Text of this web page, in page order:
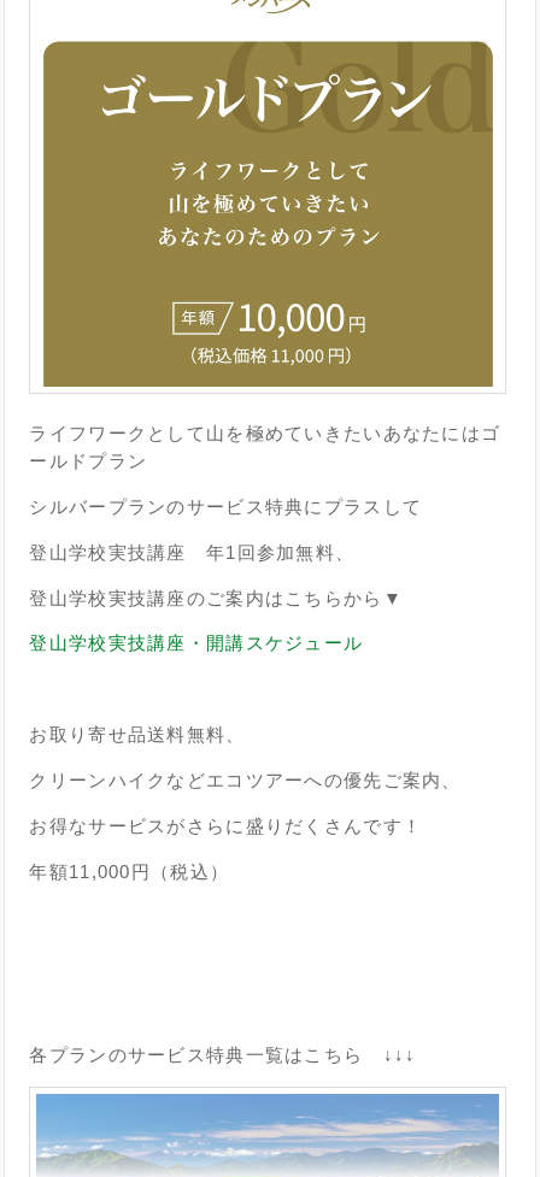
ライフワークとして山を極めていきたいあなたにはゴ
ールドプラン
シルバープランのサービス特典にプラスして
登山学校実技講座 年1回参加無料、
登山学校実技講座のご案内はこちらから▼
登山学校実技講座・開講スケジュール
お取り寄せ品送料無料、
クリーンハイクなどエコツアーへの優先ご案内、
お得なサービスがさらに盛りだくさんです！
年額11,000円（税込）
各プランのサービス特典一覧はこちら ↓↓↓